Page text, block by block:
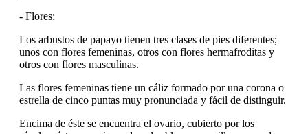
- Flores:
Los arbustos de papayo tienen tres clases de pies diferentes;
unos con flores femeninas, otros con flores hermafroditas y
otros con flores masculinas.
Las flores femeninas tiene un cáliz formado por una corona o
estrella de cinco puntas muy pronunciada y fácil de distinguir.
Encima de éste se encuentra el ovario, cubierto por los